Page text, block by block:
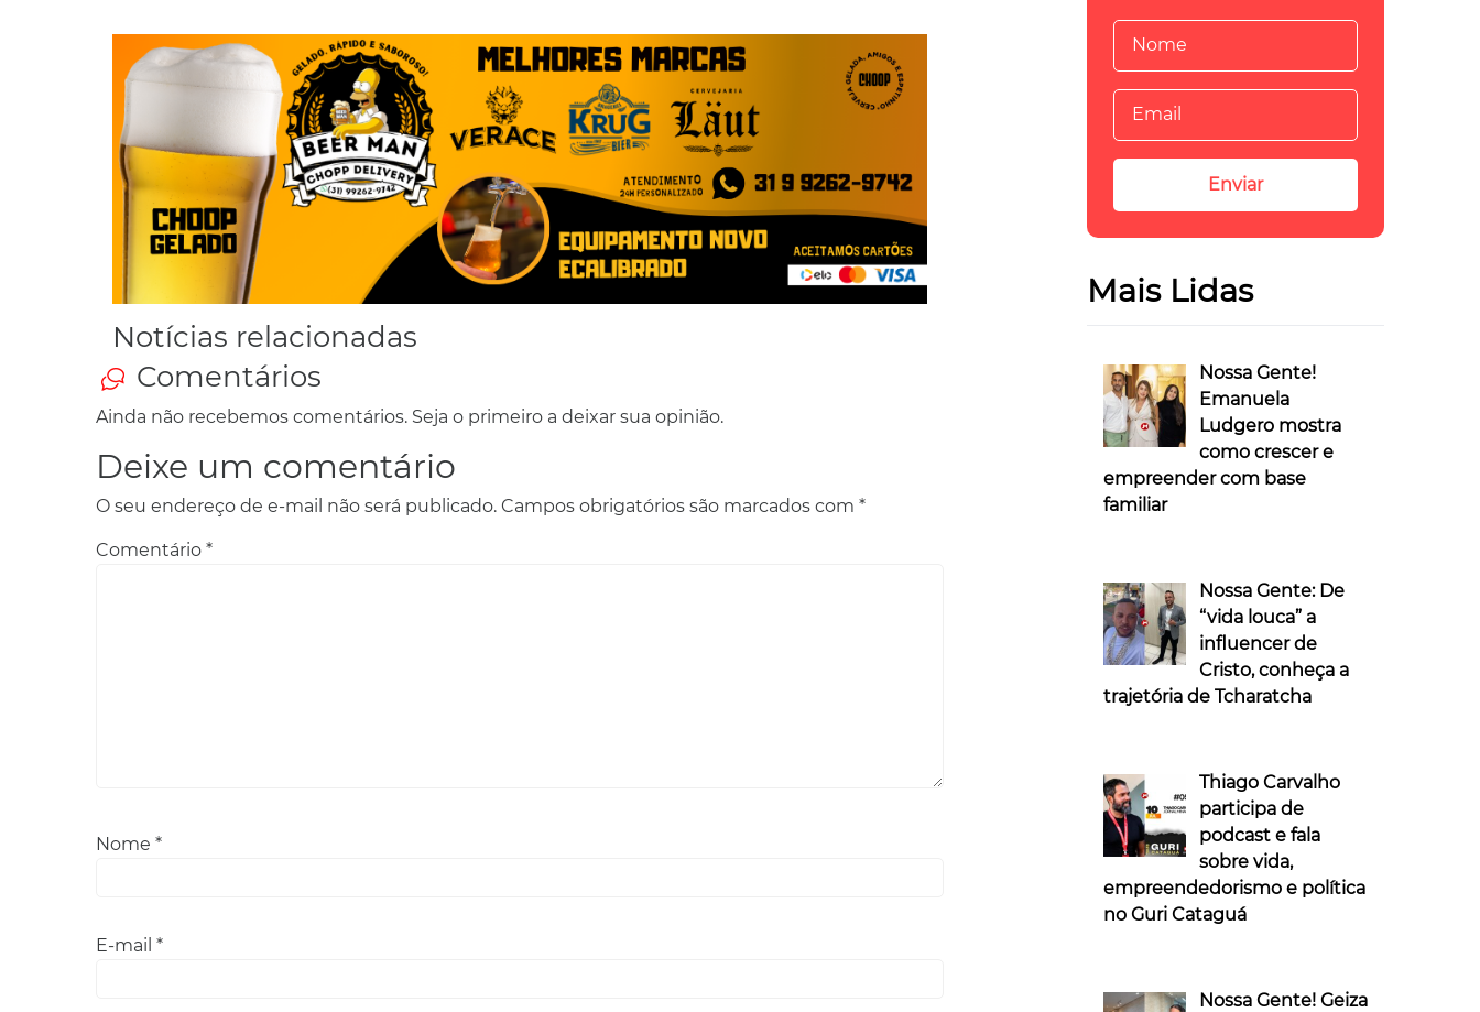
Notícias relacionadas
Comentários
Ainda não recebemos comentários. Seja o primeiro a deixar sua opinião.
Deixe um comentário
O seu endereço de e-mail não será publicado. Campos obrigatórios são marcados com *
Comentário *
Nome *
E-mail *
Mais Lidas
Nossa Gente!
Emanuela
Ludgero mostra
como crescer e
empreender com base
familiar
Nossa Gente: De
“vida louca” a
influencer de
Cristo, conheça a
trajetória de Tcharatcha
Thiago Carvalho
participa de
podcast e fala
sobre vida,
empreendedorismo e política
no Guri Cataguá
Nossa Gente! Geiza